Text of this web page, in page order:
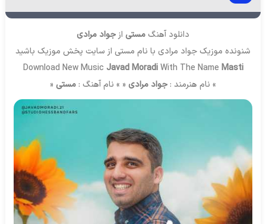
دانلود آهنگ مستی ازجواد مرادی
شنونده موزیک جواد مرادی با نام مستی از سایت پخش موزیک باشید
Download New Music Javad MoradiWith The Name Masti
» نام هنرمند : جواد مرادی « » نام آهنگ : مستی «